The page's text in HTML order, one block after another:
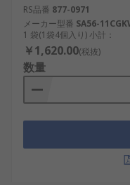
時刻や案内表示
します。
LED表示器
以下に、日本および世
Kingbright：高
イトバータイプ
RS品番 877-0971
メーカー型番 SA56-
1 袋(1袋4個入り) 小計：
￥1,620.00(税抜)
数量